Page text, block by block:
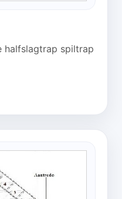
halfslagtrap spiltrap